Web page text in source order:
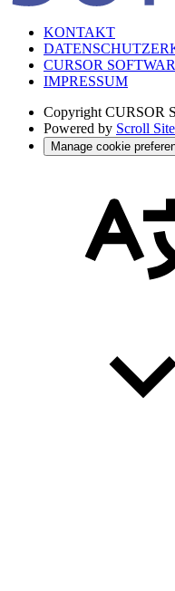
KONTAKT
CURSOR
IMPRESSUM
Copyright CURSOR
Powered by Scroll
Manage cookie